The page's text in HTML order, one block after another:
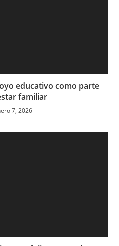
educativo como parte
familiar
7, 2026